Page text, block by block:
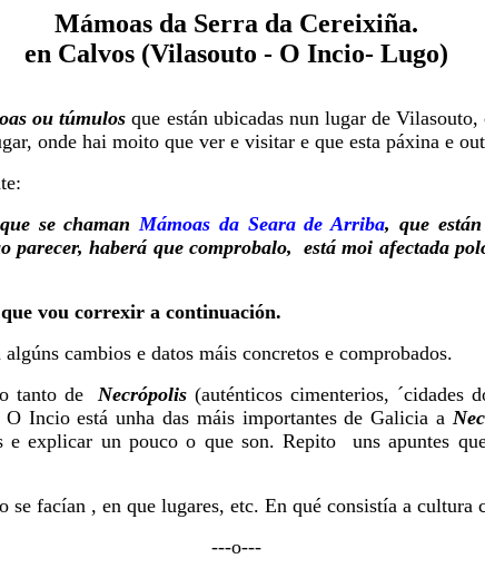
Mámoas da Serra da Cereixiña.
en Calvos (Vilasouto - O Incio- Lugo)
ou túmulos que están ubicadas nun lugar de
onde hai moito que ver e visitar e que esta páxina e
se chamanMámoas da Seara de Arriba, que
parecer, haberá que comprobalo, está moi afectada
vou correxir a continuación.
cambios e datos máis concretos e comprobados.
tanto deNecrópolis (auténticos cimenterios, ´cidades
Incio está unha das máis importantes de Galicia a
e explicar un pouco o que son. Repito uns apuntes
se facían , en que lugares, etc. En qué consistía a cultura
---o---